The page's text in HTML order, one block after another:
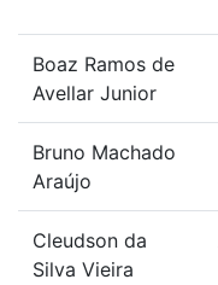
Boaz Ramos de
Avellar Junior
Bruno Machado
Araújo
Cleudson da
Silva Vieira